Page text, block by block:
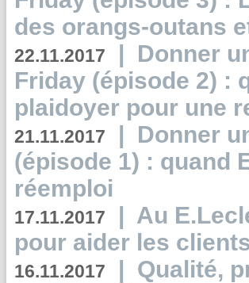
des orangs-outans
22.11.2017 | Donner
Friday (épisode 2) :
plaidoyer pour une
21.11.2017 | Donner
(épisode 1) : quand
réemploi
17.11.2017 | Au
pour aider les
16.11.2017 | Qualité,